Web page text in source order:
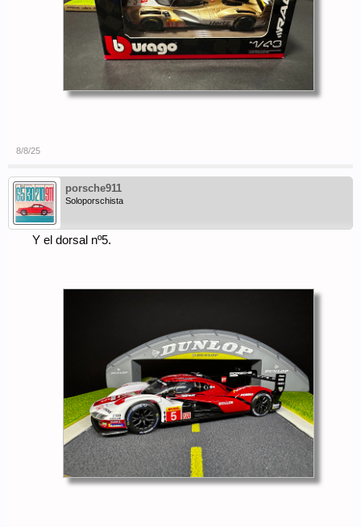
8/8/25
porsche911
Soloporschista
Y el dorsal nº5.